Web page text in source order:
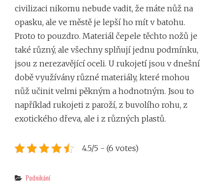
civilizaci nikomu nebude vadit, že máte nůž na
opasku, ale ve městě je lepší ho mít v batohu.
Proto to pouzdro. Materiál čepele těchto nožů je
také různý, ale všechny splňují jednu podmínku,
jsou z nerezavějící oceli. U rukojetí jsou v dnešní
době využívány různé materiály, které mohou
nůž učinit velmi pěkným a hodnotným. Jsou to
například rukojeti z paroží, z buvolího rohu, z
exotického dřeva, ale i z různých plastů.
4.5/5 - (6 votes)
Categories
Podnikání